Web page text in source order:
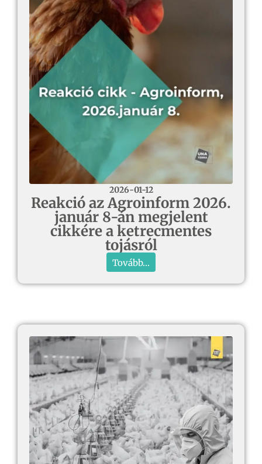
2026-01-12
Reakció az Agroinform 2026.
január 8-án megjelent
cikkére a ketrecmentes
tojásról
Tovább...